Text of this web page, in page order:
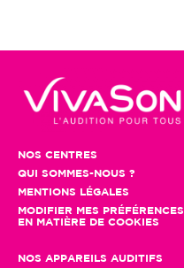
NOS CENTRES
QUI SOMMES-NOUS ?
MENTIONS LÉGALES
MODIFIER MES PRÉFÉRENCES
EN MATIÈRE DE COOKIES
NOS APPAREILS AUDITIFS